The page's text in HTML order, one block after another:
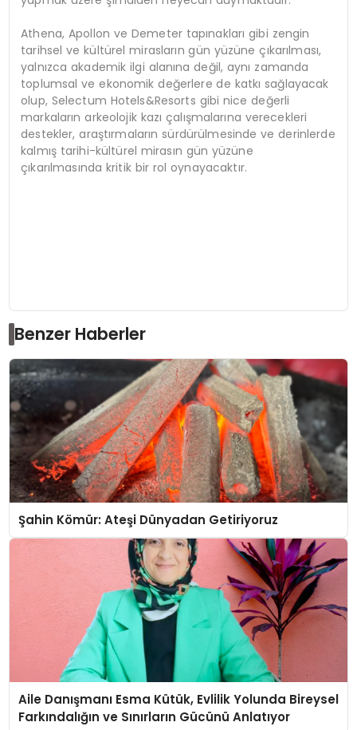
Athena, Apollon ve Demeter tapınakları gibi zengin
tarihsel ve kültürel mirasların gün yüzüne çıkarılması,
yalnızca akademik ilgi alanına değil, aynı zamanda
toplumsal ve ekonomik değerlere de katkı sağlayacak
olup, Selectum Hotels&Resorts gibi nice değerli
markaların arkeolojik kazı çalışmalarına verecekleri
destekler, araştırmaların sürdürülmesinde ve derinlerde
kalmış tarihi-kültürel mirasın gün yüzüne
çıkarılmasında kritik bir rol oynayacaktır.
Benzer Haberler
Şahin Kömür: Ateşi Dünyadan Getiriyoruz
Aile Danışmanı Esma Kütük, Evlilik Yolunda Bireysel
Farkındalığın ve Sınırların Gücünü Anlatıyor